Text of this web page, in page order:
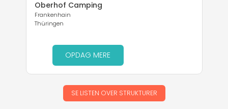
Oberhof Camping
Frankenhain
Thüringen
OPDAG MERE
SE LISTEN OVER STRUKTURER